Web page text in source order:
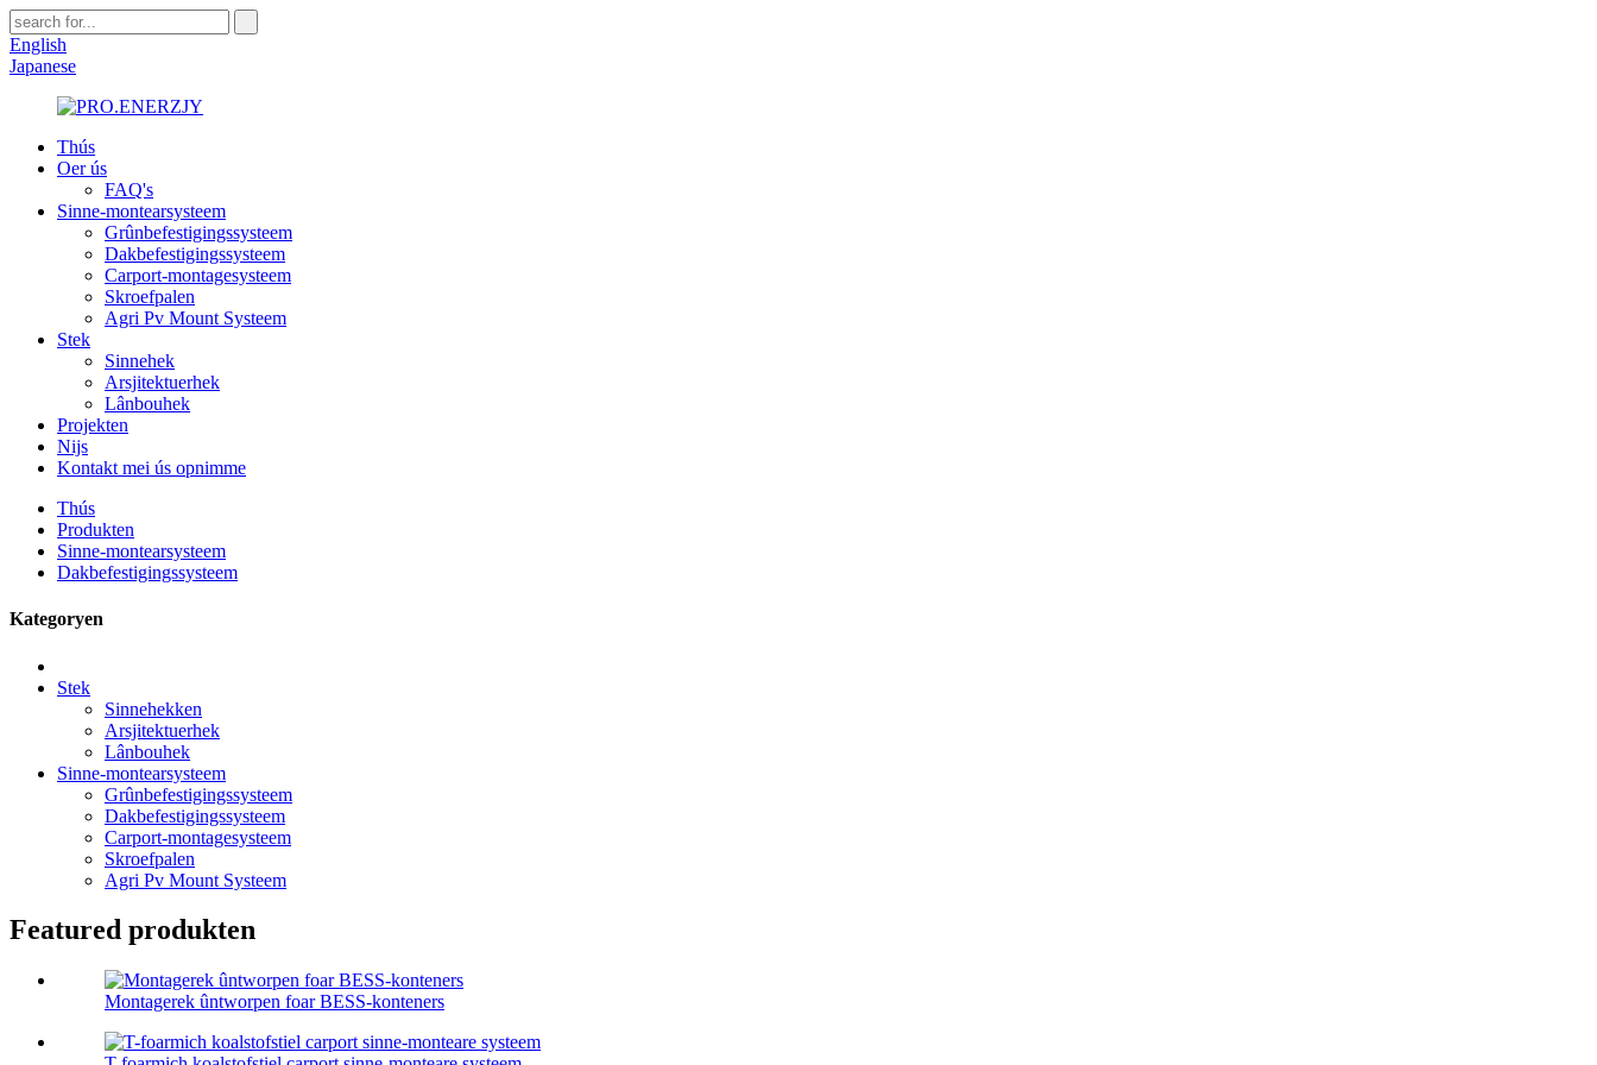
English
Japanese
Thús
Oer ús
FAQ's
Sinne-montearsysteem
Grûnbefestigingssysteem
Dakbefestigingssysteem
Carport-montagesysteem
Skroefpalen
Agri Pv Mount Systeem
Stek
Sinnehek
Arsjitektuerhek
Lânbouhek
Projekten
Nijs
Kontakt mei ús opnimme
Thús
Produkten
Sinne-montearsysteem
Dakbefestigingssysteem
Kategoryen
Stek
Sinnehekken
Arsjitektuerhek
Lânbouhek
Sinne-montearsysteem
Grûnbefestigingssysteem
Dakbefestigingssysteem
Carport-montagesysteem
Skroefpalen
Agri Pv Mount Systeem
Featured produkten
Montagerek ûntworpen foar BESS-konteners